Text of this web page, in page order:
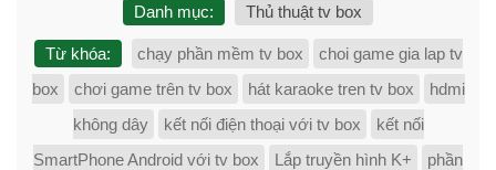
Danh mục: Thủ thuật tv box
Từ khóa: chạy phần mềm tv box
choi game gia lap tv
box
chơi game trên tv box hát karaoke tren tv box
hdmi
không dây
kết nối điện thoại với tv box
kết nối
SmartPhone Android với tv box
Lắp truyền hình K+
phần